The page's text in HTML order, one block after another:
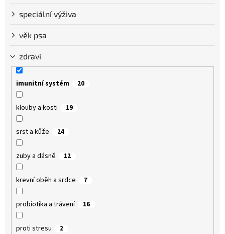
speciální výživa
věk psa
zdraví
imunitní systém 20
klouby a kosti 19
srst a kůže 24
zuby a dásně 12
krevní oběh a srdce 7
probiotika a trávení 16
proti stresu 2